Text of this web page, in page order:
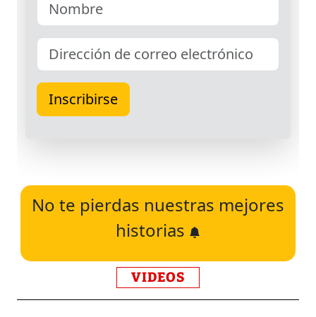
No te pierdas nuestras mejores
historias
VIDEOS